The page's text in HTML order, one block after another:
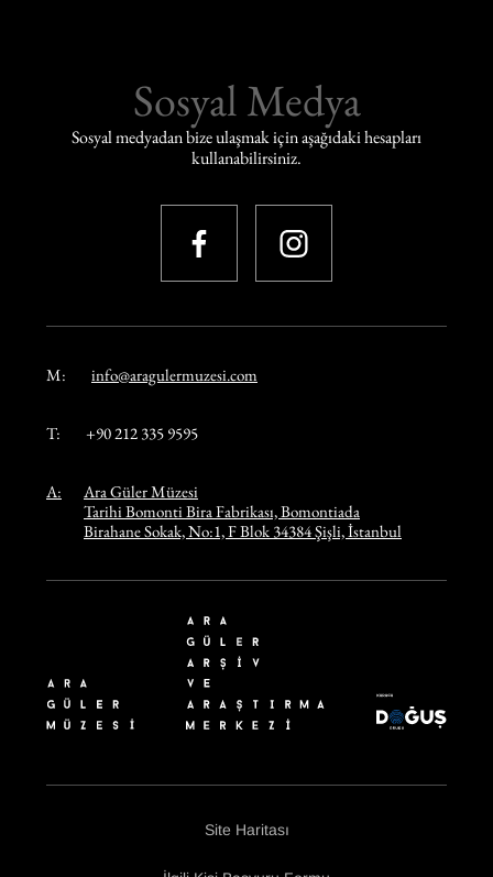
Sosyal Medya
Sosyal medyadan bize ulaşmak için aşağıdaki hesapları
kullanabilirsiniz.
M: info@aragulermuzesi.com
T: +90 212 335 9595
A:
Ara Güler Müzesi
Tarihi Bomonti Bira Fabrikası, Bomontiada
Birahane Sokak, No:1, F Blok 34384 Şişli, İstanbul
Site Haritası